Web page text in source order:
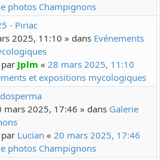
photos Champignons
- Piriac
2025, 11:10 » dans Evénements
Jplm « 28 mars 2025, 11:10
et expositions mycologiques
mars 2025, 17:46 » dans Galerie
Lucian « 20 mars 2025, 17:46
photos Champignons